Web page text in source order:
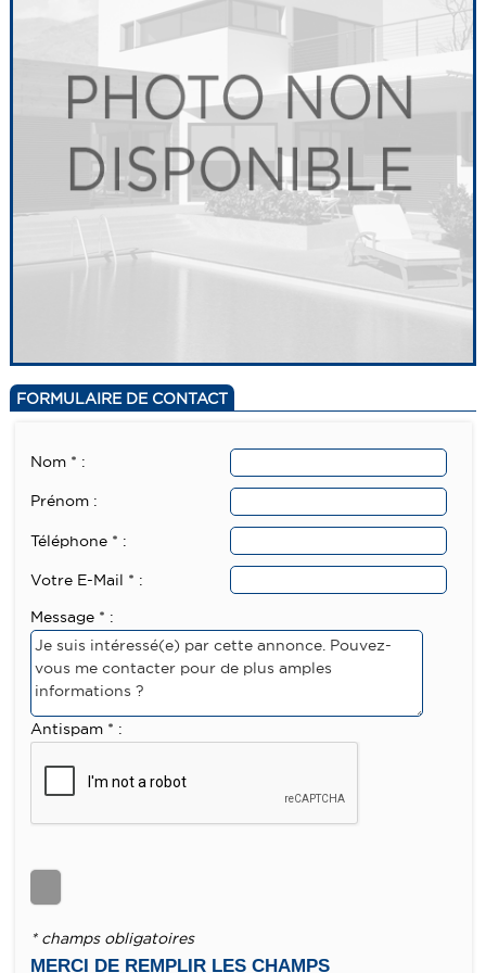
FORMULAIRE DE CONTACT
Nom * :
Prénom :
Téléphone * :
Votre E-Mail * :
Message * :
Antispam * :
* champs obligatoires
MERCI DE REMPLIR LES CHAMPS